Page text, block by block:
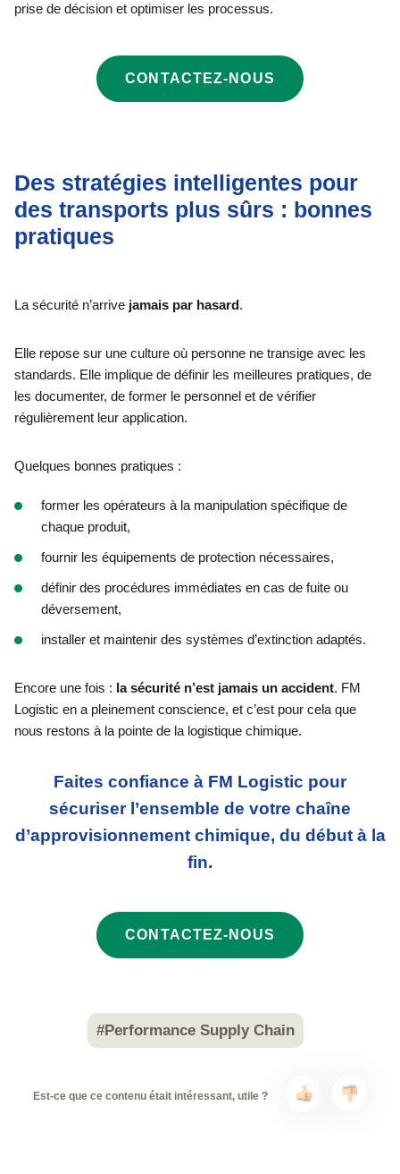
prise de décision et optimiser les processus.
CONTACTEZ-NOUS
Des stratégies intelligentes pour
des transports plus sûrs : bonnes
pratiques
La sécurité n’arrive jamais par hasard.
Elle repose sur une culture où personne ne transige avec les
standards. Elle implique de définir les meilleures pratiques, de
les documenter, de former le personnel et de vérifier
régulièrement leur application.
Quelques bonnes pratiques :
former les opérateurs à la manipulation spécifique de
chaque produit,
fournir les équipements de protection nécessaires,
définir des procédures immédiates en cas de fuite ou
déversement,
installer et maintenir des systèmes d’extinction adaptés.
Encore une fois : la sécurité n’est jamais un accident. FM
Logistic en a pleinement conscience, et c’est pour cela que
nous restons à la pointe de la logistique chimique.
Faites confiance à FM Logistic pour
sécuriser l’ensemble de votre chaîne
d’approvisionnement chimique, du début à la
fin.
CONTACTEZ-NOUS
#Performance Supply Chain
Est-ce que ce contenu était intéressant, utile ?